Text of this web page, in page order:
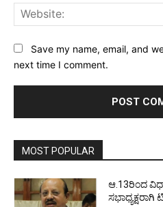
Save my name, email, and
next time I comment.
MOST POPULAR
ಆ.13ರಿಂದ